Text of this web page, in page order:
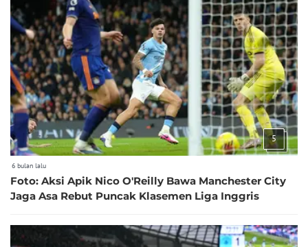
5
6 bulan lalu
Foto: Aksi Apik Nico O'Reilly Bawa Manchester City
Jaga Asa Rebut Puncak Klasemen Liga Inggris